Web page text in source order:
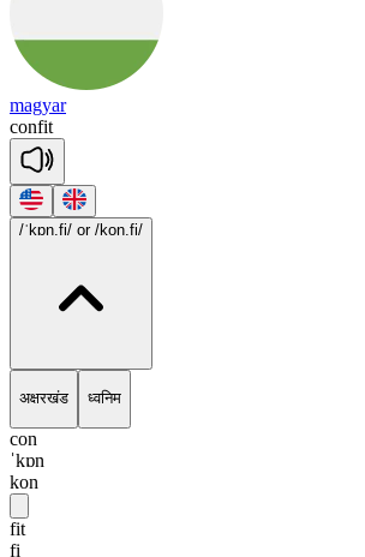
magyar
confit
/ˈkɒn.fi/ or /kon.fi/
अक्षरखंड ध्वनिम
con
ˈkɒn
kon
fit
fi